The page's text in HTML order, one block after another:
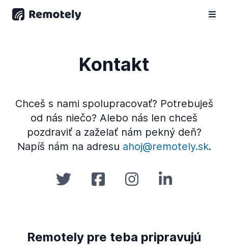
Kontakt
Chceš s nami spolupracovať? Potrebuješ
od nás niečo? Alebo nás len chceš
pozdraviť a zaželať nám pekný deň?
Napíš nám na adresu ahoj@remotely.sk.
Remotely pre teba pripravujú